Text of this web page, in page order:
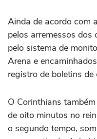
Ainda de acordo com
pelos arremessos
pelo sistema de
Arena e
registro de boletins de
O Corinthians
de oito minutos no
o segundo tempo,